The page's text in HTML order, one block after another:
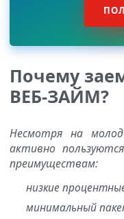
Почему
ВЕБ-ЗАЙМ?
Несмотря на
активно
преимуществам:
низкие
минимальный